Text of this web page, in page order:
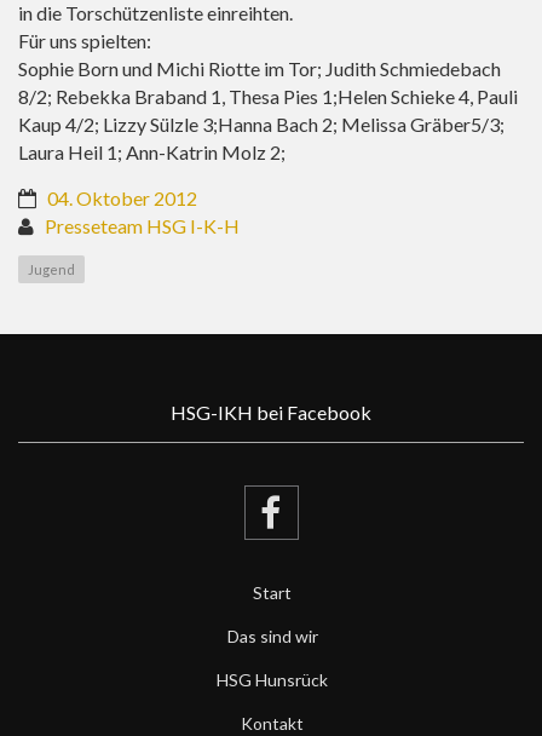
in die Torschützenliste einreihten.
Für uns spielten:
Sophie Born und Michi Riotte im Tor; Judith Schmiedebach
8/2; Rebekka Braband 1, Thesa Pies 1;Helen Schieke 4, Pauli
Kaup 4/2; Lizzy Sülzle 3;Hanna Bach 2; Melissa Gräber5/3;
Laura Heil 1; Ann-Katrin Molz 2;
04. Oktober 2012
Presseteam HSG I-K-H
Jugend
HSG-IKH bei Facebook
Start
Das sind wir
HSG Hunsrück
Kontakt